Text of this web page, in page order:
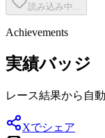
読み込み中...
Achievements
実績バッジ
レース結果から自
Xでシェア